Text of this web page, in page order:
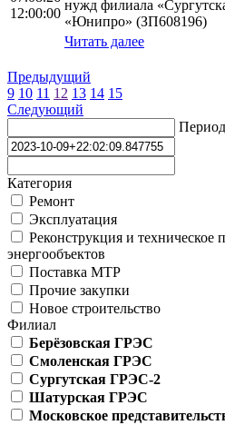
12:00:00
нужд филиала
«Юнипро» (ЗП608196)
Читать далее
Предыдущий
9 10 11 12 13 14 15
Следующий
Период
Категория
Ремонт
Эксплуатация
Реконструкция и техническое
энергообъектов
Поставка МТР
Прочие закупки
Новое строительство
Филиал
Берёзовская ГРЭС
Смоленская ГРЭС
Сургутская ГРЭС-2
Шатурская ГРЭС
Московское